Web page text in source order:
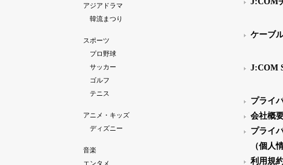
アジアドラマ
韓流まつり
スポーツ
プロ野球
サッカー
ゴルフ
テニス
アニメ・キッズ
ディズニー
音楽
エンタメ
ケーブ
J:COM
プライ
会社概
プライ
（個人
利用規